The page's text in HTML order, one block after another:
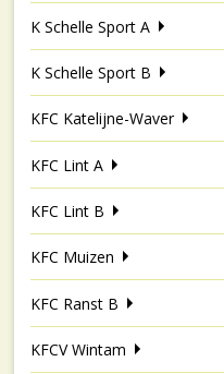
K Schelle Sport A
K Schelle Sport B
KFC Katelijne-Waver
KFC Lint A
KFC Lint B
KFC Muizen
KFC Ranst B
KFCV Wintam